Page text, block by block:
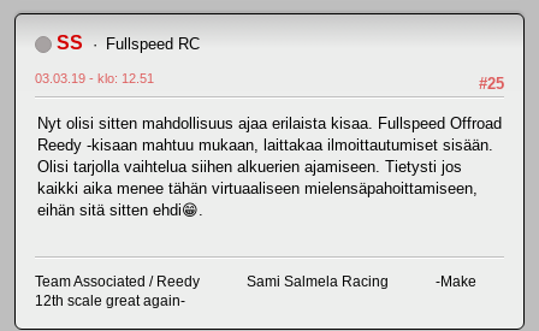
SS Fullspeed RC
#25
03.03.19 - klo: 12.51
Nyt olisi sitten mahdollisuus ajaa erilaista kisaa. Fullspeed Offroad
Reedy -kisaan mahtuu mukaan, laittakaa ilmoittautumiset sisään.
Olisi tarjolla vaihtelua siihen alkuerien ajamiseen. Tietysti jos
kaikki aika menee tähän virtuaaliseen mielensäpahoittamiseen,
eihän sitä sitten ehdi😁.
Team Associated / Reedy Sami Salmela Racing -Make
12th scale great again-